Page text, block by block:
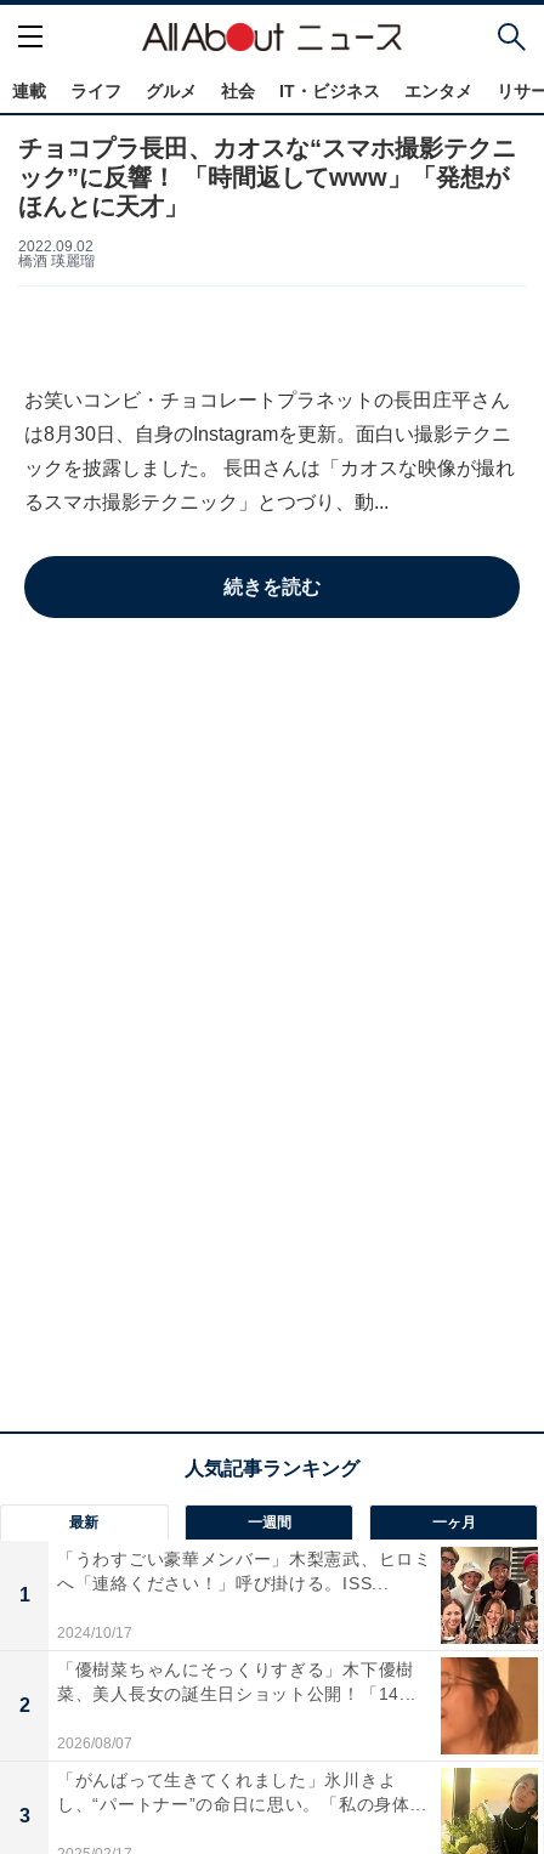
連載 ライフ グルメ 社会 IT・ビジネス エンタメ リサ
チョコプラ長田、カオスな“スマホ撮影テクニ
ック”に反響！ 「時間返してwww」「発想が
ほんとに天才」
2022.09.02
橋酒 瑛麗瑠
お笑いコンビ・チョコレートプラネットの長田庄平さん
は8月30日、自身のInstagramを更新。面白い撮影テクニ
ックを披露しました。 長田さんは「カオスな映像が撮れ
るスマホ撮影テクニック」とつづり、動...
続きを読む
最新 一週間 一ヶ月
1
「うわすごい豪華メンバー」木梨憲武、ヒロミ
へ「連絡ください！」呼び掛ける。ISS...
2024/10/17
2
「優樹菜ちゃんにそっくりすぎる」木下優樹
菜、美人長女の誕生日ショット公開！「14...
2026/08/07
3
「がんばって生きてくれました」氷川きよ
し、“パートナー”の命日に思い。「私の身体...